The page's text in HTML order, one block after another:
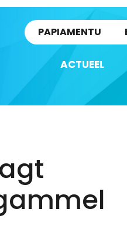
PAPIAMENTU
ACTUEEL